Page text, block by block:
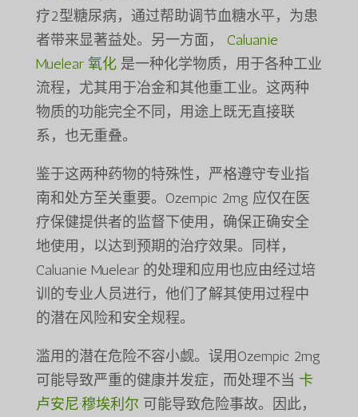
疗2型糖尿病，通过帮助调节血糖水平，为患
者带来显著益处。另一方面， Caluanie
Muelear 氧化是一种化学物质，用于各种工业
流程，尤其用于冶金和其他重工业。这两种
物质的功能完全不同，用途上既无直接联
系，也无重叠。
鉴于这两种药物的特殊性，严格遵守专业指
南和处方至关重要。Ozempic 2mg 应仅在医
疗保健提供者的监督下使用，确保正确安全
地使用，以达到预期的治疗效果。同样，
Caluanie Muelear 的处理和应用也应由经过培
训的专业人员进行，他们了解其使用过程中
的潜在风险和安全规程。
滥用的潜在危险不容小觑。误用Ozempic 2mg
可能导致严重的健康并发症，而处理不当 卡
卢安尼·穆埃利尔 可能导致危险事故。因此，